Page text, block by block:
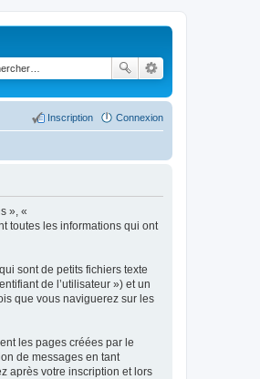
Connexion
Inscription
», «
toutes les informations qui ont
sont de petits fichiers texte
de l’utilisateur ») et un
que vous naviguerez sur les
les pages créées par le
de messages en tant
après votre inscription et lors